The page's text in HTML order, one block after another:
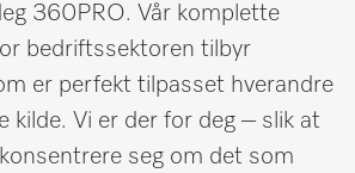
360PRO. Vår komplette
bedriftssektoren tilbyr
er perfekt tilpasset hverandre
kilde. Vi er der for deg – slik at
seg om det som